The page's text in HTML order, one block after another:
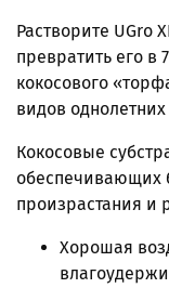
Растворите UGro
превратить его в
кокосового
видов
Кокосовые
обеспечивающих
произрастания и
Хорошая